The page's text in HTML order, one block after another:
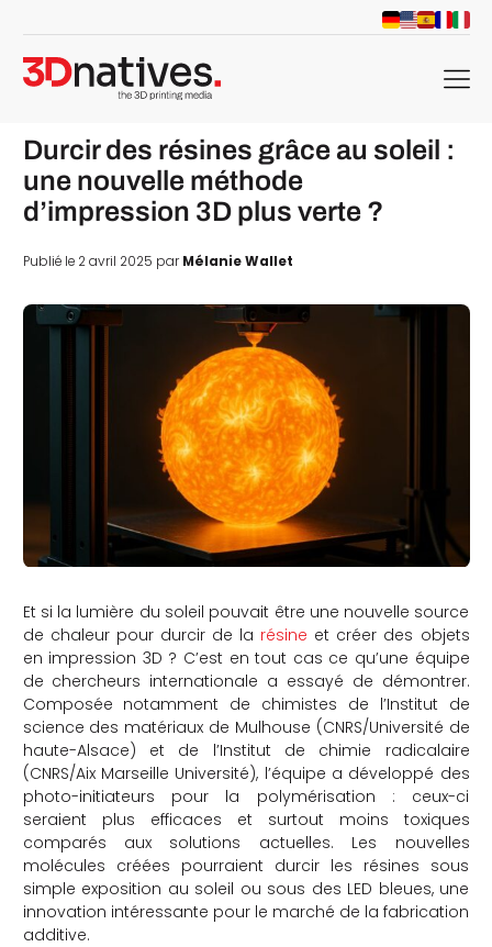
menu
Durcir des résines grâce au soleil :
une nouvelle méthode
d’impression 3D plus verte ?
Publié le 2 avril 2025 parMélanie Wallet
Et si la lumière du soleil pouvait être une nouvelle source
de chaleur pour durcir de la résine et créer des objets
en impression 3D ? C’est en tout cas ce qu’une équipe
de chercheurs internationale a essayé de démontrer.
Composée notamment de chimistes de l’Institut de
science des matériaux de Mulhouse (CNRS/Université de
haute-Alsace) et de l’Institut de chimie radicalaire
(CNRS/Aix Marseille Université), l’équipe a développé des
photo-initiateurs pour la polymérisation : ceux-ci
seraient plus efficaces et surtout moins toxiques
comparés aux solutions actuelles. Les nouvelles
molécules créées pourraient durcir les résines sous
simple exposition au soleil ou sous des LED bleues, une
innovation intéressante pour le marché de la fabrication
additive.